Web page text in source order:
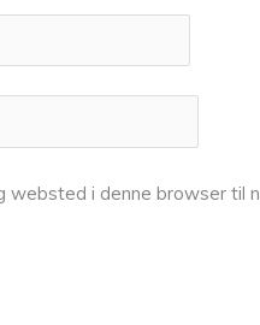
websted i denne browser til